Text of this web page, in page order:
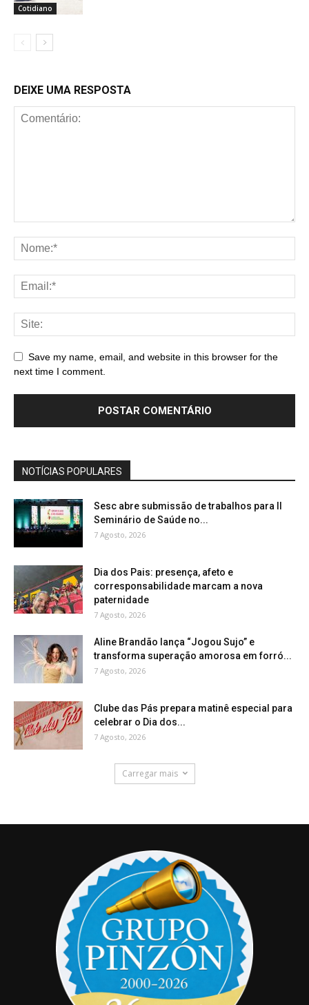
Cotidiano
DEIXE UMA RESPOSTA
Save my name, email, and website in this browser for the
next time I comment.
NOTÍCIAS POPULARES
Sesc abre submissão de trabalhos para II
Seminário de Saúde no...
7 Agosto, 2026
Dia dos Pais: presença, afeto e
corresponsabilidade marcam a nova
paternidade
7 Agosto, 2026
Aline Brandão lança “Jogou Sujo” e
transforma superação amorosa em forró...
7 Agosto, 2026
Clube das Pás prepara matinê especial para
celebrar o Dia dos...
7 Agosto, 2026
Carregar mais